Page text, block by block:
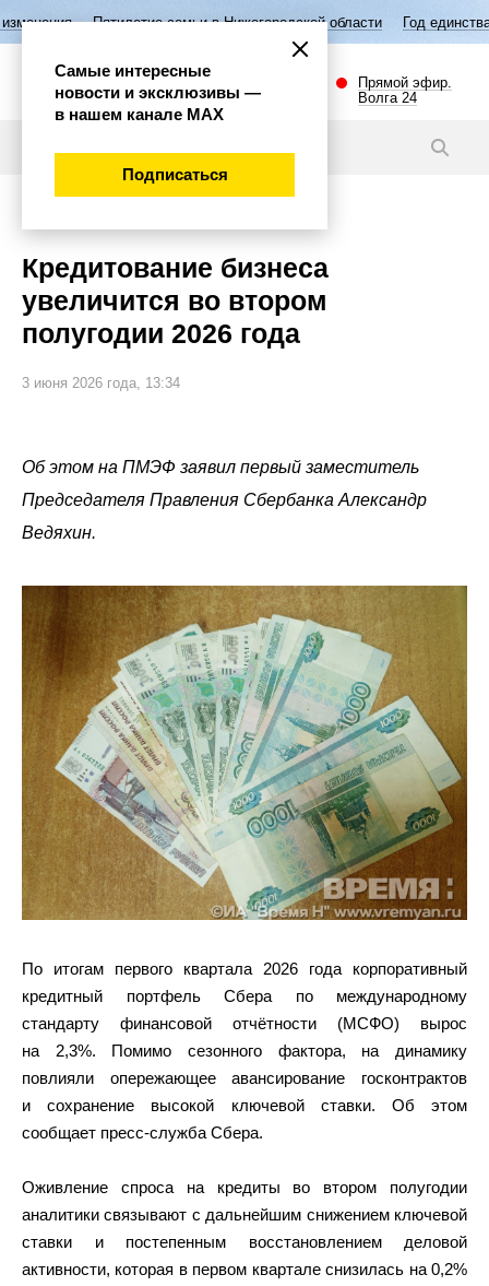
Пятилетие семьи в Нижегородской области Год единства народов
Прямой эфир.
Волга 24
Кредитование бизнеса
увеличится во втором
полугодии 2026 года
3 июня 2026 года, 13:34
Об этом на ПМЭФ заявил первый заместитель
Председателя Правления Сбербанка Александр
Ведяхин.
По итогам первого квартала 2026 года корпоративный
кредитный портфель Сбера по международному
стандарту финансовой отчётности (МСФО) вырос
на 2,3%. Помимо сезонного фактора, на динамику
повлияли опережающее авансирование госконтрактов
и сохранение высокой ключевой ставки. Об этом
сообщает пресс-служба Сбера.
Оживление спроса на кредиты во втором полугодии
аналитики связывают с дальнейшим снижением ключевой
ставки и постепенным восстановлением деловой
активности, которая в первом квартале снизилась на 0,2%
Самые интересные
новости и эксклюзивы —
в нашем канале МАХ
Подписаться